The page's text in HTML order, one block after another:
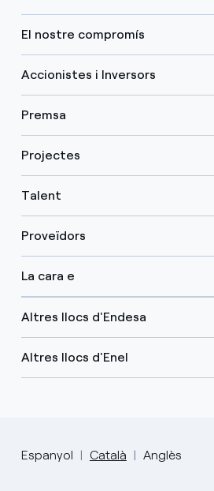
El nostre compromís
Accionistes i Inversors
Premsa
Projectes
Talent
Proveïdors
La cara e
Altres llocs d'Endesa
Altres llocs d'Enel
Espanyol Català Anglès